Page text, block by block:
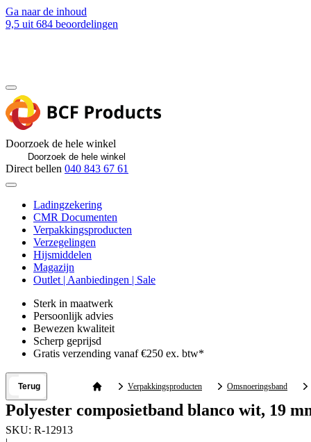
Ga naar de inhoud
9,5 uit 684 beoordelingen
Doorzoek de hele winkel
Direct bellen 040 843 67 61
Ladingzekering
CMR Documenten
Verpakkingsproducten
Verzegelingen
Hijsmiddelen
Magazijn
Outlet | Aanbiedingen | Sale
Sterk in maatwerk
Persoonlijk advies
Bewezen kwaliteit
Scherp geprijsd
Gratis verzending vanaf €250 ex. btw*
Terug Verpakkingsproducten Omsnoeringsband
Polyester composietband blanco wit, 19
SKU: R-12913